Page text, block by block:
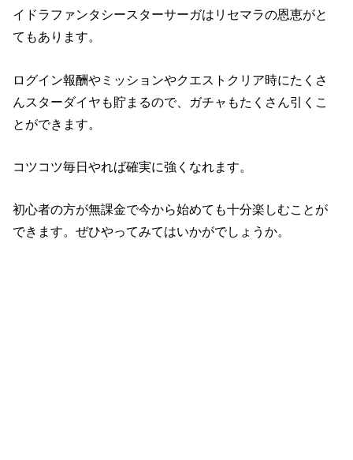
イドラファンタシースターサーガはリセマラの恩恵がと
てもあります。
ログイン報酬やミッションやクエストクリア時にたくさ
んスターダイヤも貯まるので、ガチャもたくさん引くこ
とができます。
コツコツ毎日やれば確実に強くなれます。
初心者の方が無課金で今から始めても十分楽しむことが
できます。ぜひやってみてはいかがでしょうか。